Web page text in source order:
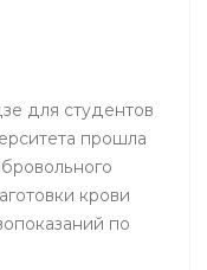
для студентов
прошла
крови
по